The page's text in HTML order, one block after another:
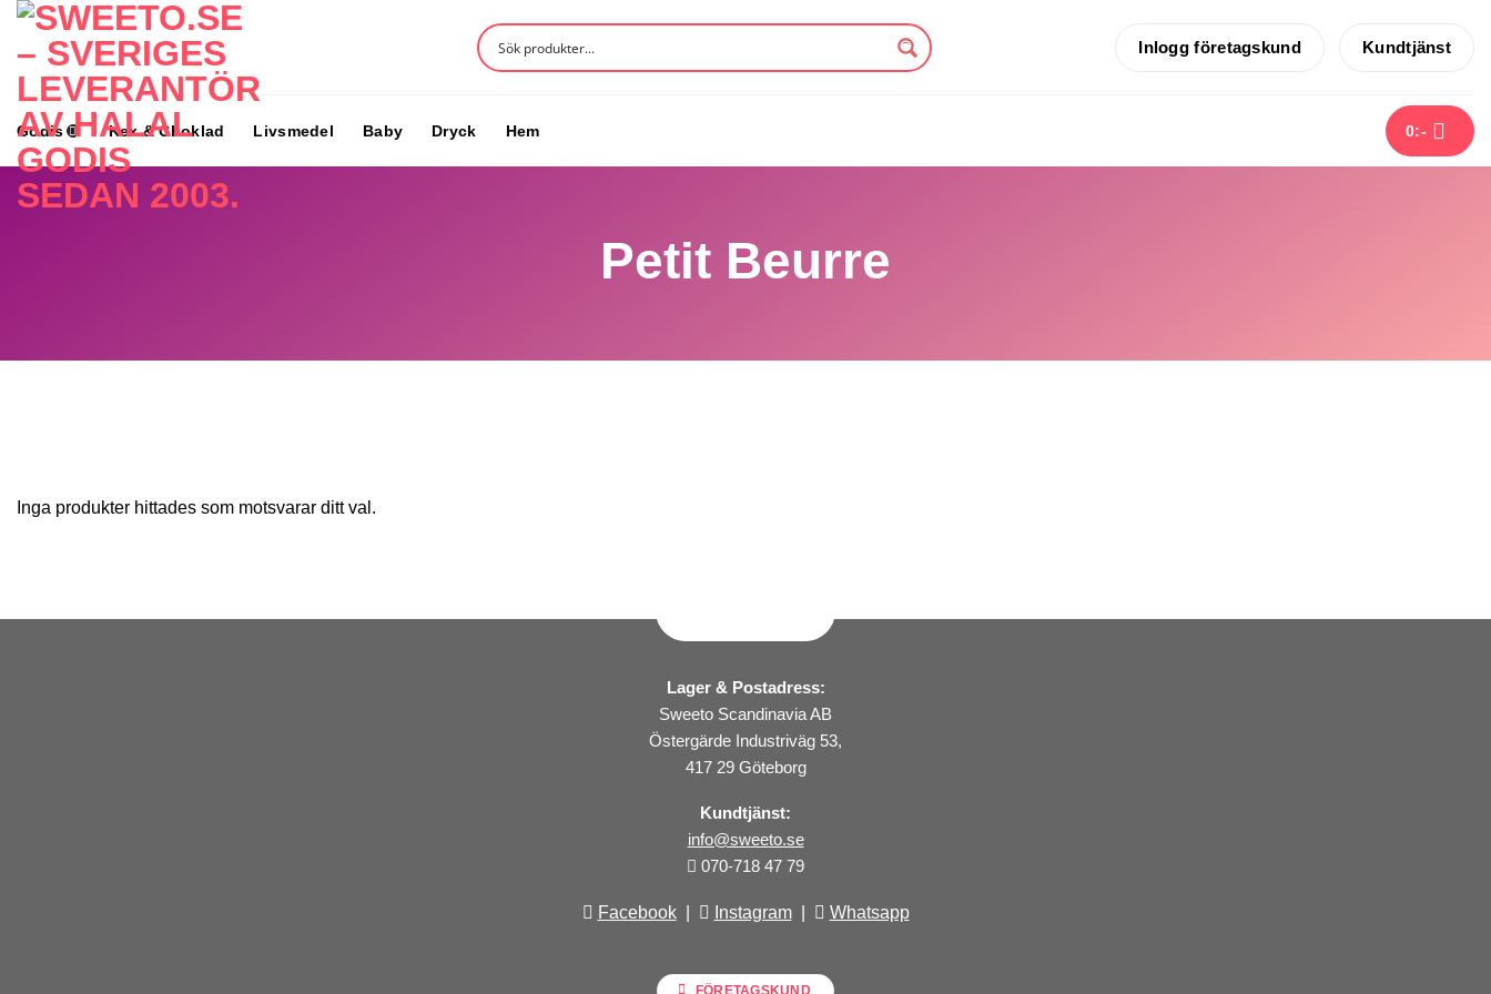
Skip
content
Inlogg företagskund Kundtjänst
Godis Kex & Choklad Livsmedel Baby Dryck Hem 0:-
Petit Beurre
Inga produkter hittades som motsvarar ditt val.
Lager & Postadress:
Sweeto Scandinavia AB
Östergärde Industriväg 53,
417 29 Göteborg
Kundtjänst:
info@sweeto.se
070-718 47 79
Facebook| Instagram| Whatsapp
FÖRETAGSKUND